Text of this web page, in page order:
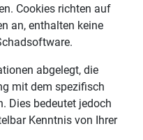
Cookies richten auf
an, enthalten keine
abgelegt, die
mit dem spezifisch
Dies bedeutet jedoch
Kenntnis von Ihrer